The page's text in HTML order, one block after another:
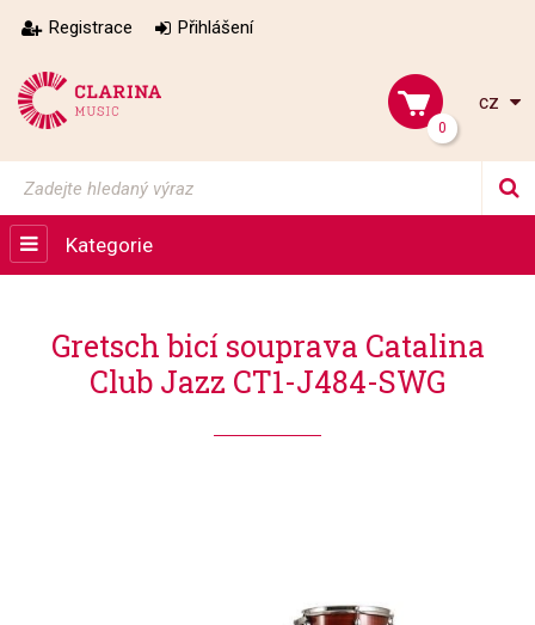
Registrace Přihlášení
0
cz
Kategorie
Gretsch bicí souprava Catalina
Club Jazz CT1-J484-SWG